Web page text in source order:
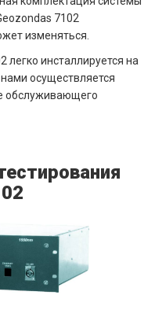
7102
изменяться.
легко инсталлируется на
осуществляется
обслуживающего